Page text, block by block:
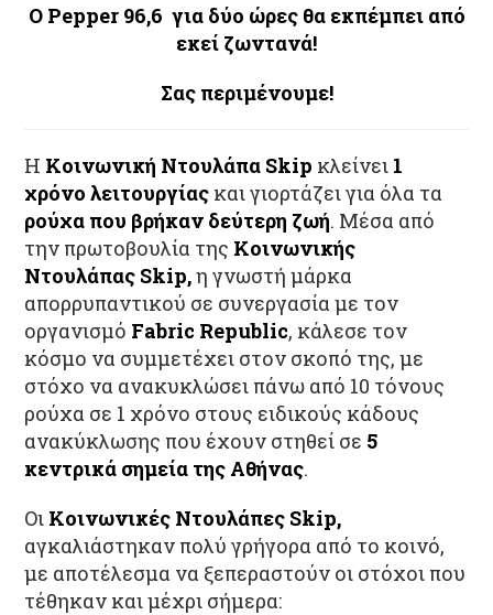
Ο Pepper 96,6 για δύο ώρες θα εκπέμπει από
εκεί ζωντανά!
Σας περιμένουμε!
Η Κοινωνική Ντουλάπα Skip κλείνει 1
χρόνο λειτουργίας και γιορτάζει για όλα τα
ρούχα που βρήκαν δεύτερη ζωή. Μέσα από
την πρωτοβουλία της Κοινωνικής
Ντουλάπας Skip,η γνωστή μάρκα
απορρυπαντικού σε συνεργασία με τον
οργανισμό Fabric Republic, κάλεσε τον
κόσμο να συμμετέχει στον σκοπό της, με
στόχο να ανακυκλώσει πάνω από 10 τόνους
ρούχα σε 1 χρόνο στους ειδικούς κάδους
ανακύκλωσης που έχουν στηθεί σε 5
κεντρικά σημεία της Αθήνας.
Οι Κοινωνικές Ντουλάπες Skip,
αγκαλιάστηκαν πολύ γρήγορα από το κοινό,
με αποτέλεσμα να ξεπεραστούν οι στόχοι που
τέθηκαν και μέχρι σήμερα: